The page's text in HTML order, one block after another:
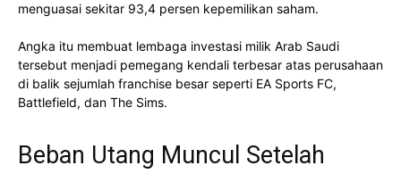
menguasai sekitar 93,4 persen kepemilikan saham.
Angka itu membuat lembaga investasi milik Arab Saudi
tersebut menjadi pemegang kendali terbesar atas perusahaan
di balik sejumlah franchise besar seperti EA Sports FC,
Battlefield, dan The Sims.
Beban Utang Muncul Setelah